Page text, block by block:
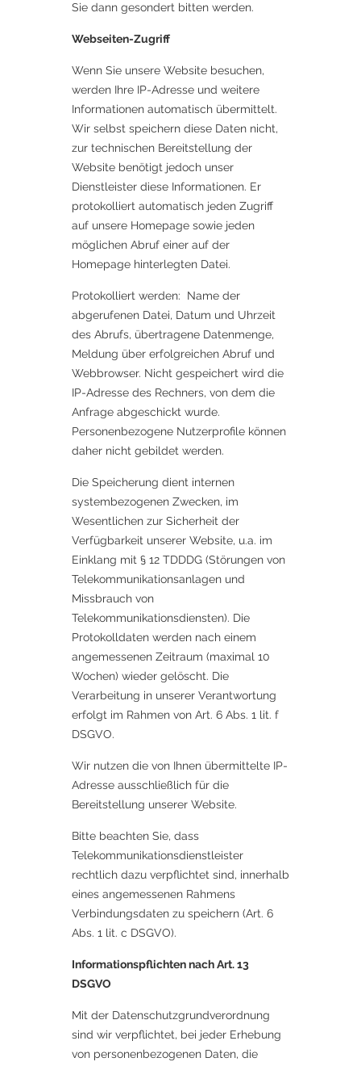
Sie dann gesondert bitten werden.
Webseiten-Zugriff
Wenn Sie unsere Website besuchen,
werden Ihre IP-Adresse und weitere
Informationen automatisch übermittelt.
Wir selbst speichern diese Daten nicht,
zur technischen Bereitstellung der
Website benötigt jedoch unser
Dienstleister diese Informationen. Er
protokolliert automatisch jeden Zugriff
auf unsere Homepage sowie jeden
möglichen Abruf einer auf der
Homepage hinterlegten Datei.
Protokolliert werden: Name der
abgerufenen Datei, Datum und Uhrzeit
des Abrufs, übertragene Datenmenge,
Meldung über erfolgreichen Abruf und
Webbrowser. Nicht gespeichert wird die
IP-Adresse des Rechners, von dem die
Anfrage abgeschickt wurde.
Personenbezogene Nutzerprofile können
daher nicht gebildet werden.
Die Speicherung dient internen
systembezogenen Zwecken, im
Wesentlichen zur Sicherheit der
Verfügbarkeit unserer Website, u.a. im
Einklang mit § 12 TDDDG (Störungen von
Telekommunikationsanlagen und
Missbrauch von
Telekommunikationsdiensten). Die
Protokolldaten werden nach einem
angemessenen Zeitraum (maximal 10
Wochen) wieder gelöscht. Die
Verarbeitung in unserer Verantwortung
erfolgt im Rahmen von Art. 6 Abs. 1 lit. f
DSGVO.
Wir nutzen die von Ihnen übermittelte IP-
Adresse ausschließlich für die
Bereitstellung unserer Website.
Bitte beachten Sie, dass
Telekommunikationsdienstleister
rechtlich dazu verpflichtet sind, innerhalb
eines angemessenen Rahmens
Verbindungsdaten zu speichern (Art. 6
Abs. 1 lit. c DSGVO).
Informationspflichten nach Art. 13
DSGVO
Mit der Datenschutzgrundverordnung
sind wir verpflichtet, bei jeder Erhebung
von personenbezogenen Daten, die